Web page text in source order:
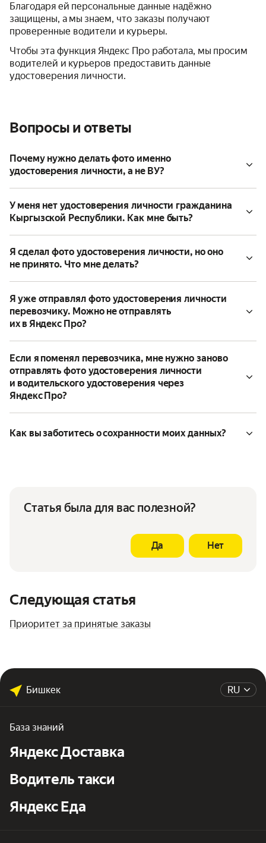
Благодаря ей персональные данные надёжно
защищены, а мы знаем, что заказы получают
проверенные водители и курьеры.
Чтобы эта функция Яндекс Про работала, мы просим
водителей и курьеров предоставить данные
удостоверения личности.
Вопросы и ответы
Почему нужно делать фото именно
удостоверения личности, а не ВУ?
У меня нет удостоверения личности гражданина
Кыргызской Республики. Как мне быть?
Я сделал фото удостоверения личности, но оно
не принято. Что мне делать?
Я уже отправлял фото удостоверения личности
перевозчику. Можно не отправлять
их в Яндекс Про?
Если я поменял перевозчика, мне нужно заново
отправлять фото удостоверения личности
и водительского удостоверения через
Яндекс Про?
Как вы заботитесь о сохранности моих данных?
Статья была для вас полезной?
Да Нет
Следующая статья
Приоритет за принятые заказы
RU
Бишкек
База знаний
Яндекс Доставка
Водитель такси
Яндекс Еда